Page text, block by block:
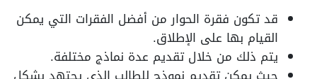
قد تكون فقرة الحوار من أفضل الفقرات التي يمكن
القيام بها على الإطلاق.
يتم ذلك من خلال تقديم عدة نماذج مختلفة.